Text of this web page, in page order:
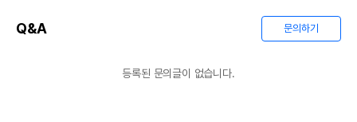
Q&A 문의하기
등록된 문의글이 없습니다.